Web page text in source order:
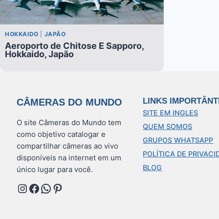
HOKKAIDO JAPÃO
Aeroporto de Chitose E Sapporo,
Hokkaido, Japão
CÂMERAS DO MUNDO
O site Câmeras do Mundo tem
como objetivo catalogar e
compartilhar câmeras ao vivo
disponíveis na internet em um
único lugar para você.
Instagram
Facebook
WhatsApp
Pinterest
LINKS
SITE EM INGLES
QUEM SOMOS
GRUPOS WHATSAPP
POLÍTICA DE
BLOG